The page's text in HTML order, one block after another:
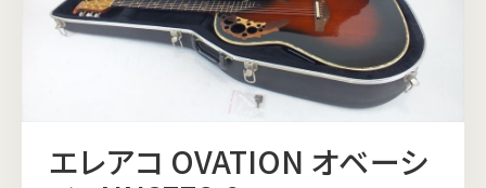
エレアコ OVATION オベーシ